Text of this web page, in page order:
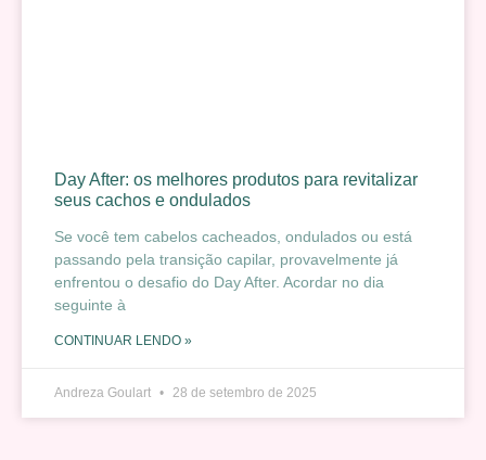
Day After: os melhores produtos para revitalizar
seus cachos e ondulados
Se você tem cabelos cacheados, ondulados ou está
passando pela transição capilar, provavelmente já
enfrentou o desafio do Day After. Acordar no dia
seguinte à
CONTINUAR LENDO »
Andreza Goulart 28 de setembro de 2025